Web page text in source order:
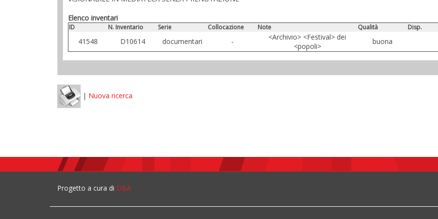
Elenco inventari
ID N. Inventario Serie Collocazione Note Qualità Disp.
41548 D10614 documentari -
<Archivio> <Festival> dei
<popoli>
buona
| Nuova ricerca
Progetto a cura di DBA